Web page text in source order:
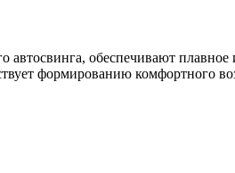
обеспечивают
формированию комфортного